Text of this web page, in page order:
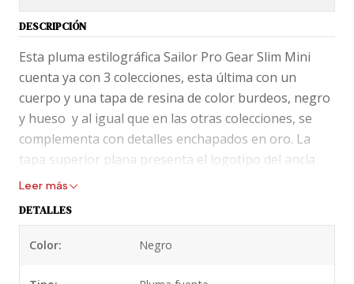
DESCRIPCIÓN
Esta pluma estilográfica Sailor Pro Gear Slim Mini
cuenta ya con 3 colecciones, esta última con un
cuerpo y una tapa de resina de color burdeos, negro
y hueso y al igual que en las otras colecciones, se
complementa con detalles enchapados en oro. La
tapa superior plana presenta el logotipo del ancla
Sailor insertado en el remate superior. Esta pluma
el legendario plumín de oro amarillo de 14 quilates
de Sailor en diversas medidas que podrás elegir.
Leer más
DETALLES
Color: Negro